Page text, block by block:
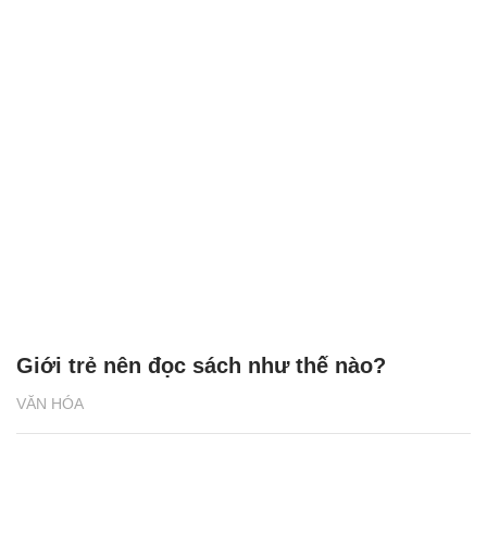
VĂN HÓA
Giới trẻ nên đọc sách như thế nào?